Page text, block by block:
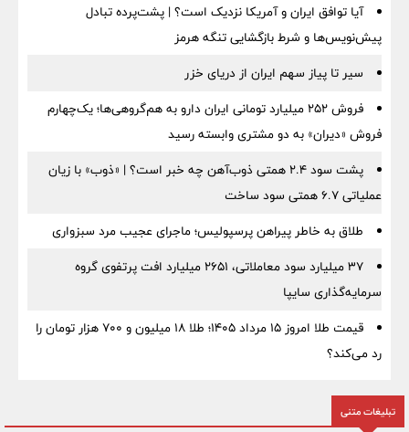
آیا توافق ایران و آمریکا نزدیک است؟ | پشت‌پرده تبادل
پیش‌نویس‌ها و شرط بازگشایی تنگه هرمز
سیر تا پیاز سهم ایران از دریای خزر
فروش ۲۵۲ میلیارد تومانی ایران دارو به هم‌گروهی‌ها؛ یک‌چهارم
فروش «دیران» به دو مشتری وابسته رسید
پشت سود ۲.۴ همتی ذوب‌آهن چه خبر است؟ | «ذوب» با زیان
عملیاتی ۶.۷ همتی سود ساخت
طلاق به خاطر پیراهن پرسپولیس؛ ماجرای عجیب مرد سبزواری
۳۷ میلیارد سود معاملاتی، ۲۶۵۱ میلیارد افت پرتفوی گروه
سرمایه‌گذاری سایپا
قیمت طلا امروز ۱۵ مرداد ۱۴۰۵؛ طلا ۱۸ میلیون و ۷۰۰ هزار تومان را
رد می‌کند؟
تبلیغات متنی